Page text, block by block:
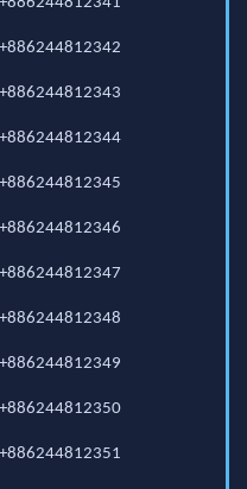
+886244812342
+886244812343
+886244812344
+886244812345
+886244812346
+886244812347
+886244812348
+886244812349
+886244812350
+886244812351